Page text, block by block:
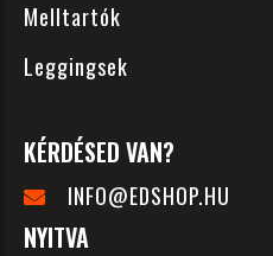
Melltartók
Leggingsek
KÉRDÉSED VAN?
INFO@EDSHOP.HU
NYITVA